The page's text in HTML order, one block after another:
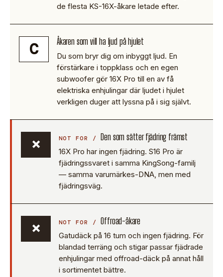
de flesta KS-16X-åkare letade efter.
C Åkaren som vill ha ljud på hjulet
Du som bryr dig om inbyggt ljud. En
förstärkare i toppklass och en egen
subwoofer gör 16X Pro till en av få
elektriska enhjulingar där ljudet i hjulet
verkligen duger att lyssna på i sig självt.
× Den som sätter fjädring främst
16X Pro har ingen fjädring. S16 Pro är
fjädringssvaret i samma KingSong-familj
— samma varumärkes-DNA, men med
fjädringsväg.
× Offroad-åkare
Gatudäck på 16 tum och ingen fjädring. För
blandad terräng och stigar passar fjädrade
enhjulingar med offroad-däck på annat håll
i sortimentet bättre.